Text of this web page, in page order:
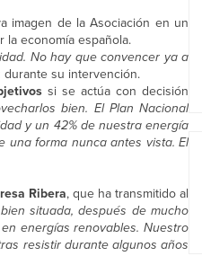
imagen de la Asociación en un
la economía española.
No hay que convencer ya a
durante su intervención.
si se actúa con decisión
bien. El Plan Nacional
y un 42% de nuestra energía
una forma nunca antes vista. El
Ribera, que ha transmitido al
situada, después de mucho
energías renovables. Nuestro
resistir durante algunos años